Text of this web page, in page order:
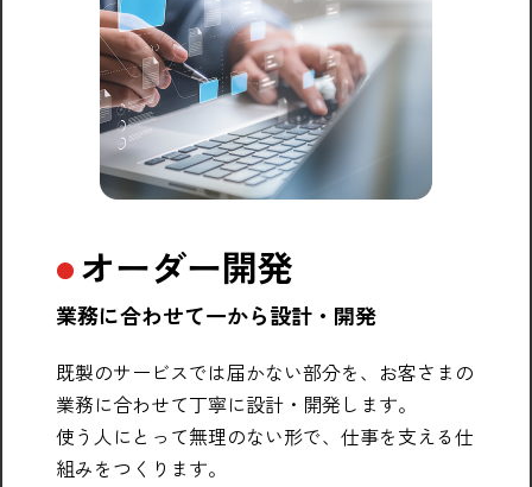
オーダー開発
業務に合わせて一から設計・開発
既製のサービスでは届かない部分を、お客さまの
業務に合わせて丁寧に設計・開発します。
使う人にとって無理のない形で、仕事を支える仕
組みをつくります。